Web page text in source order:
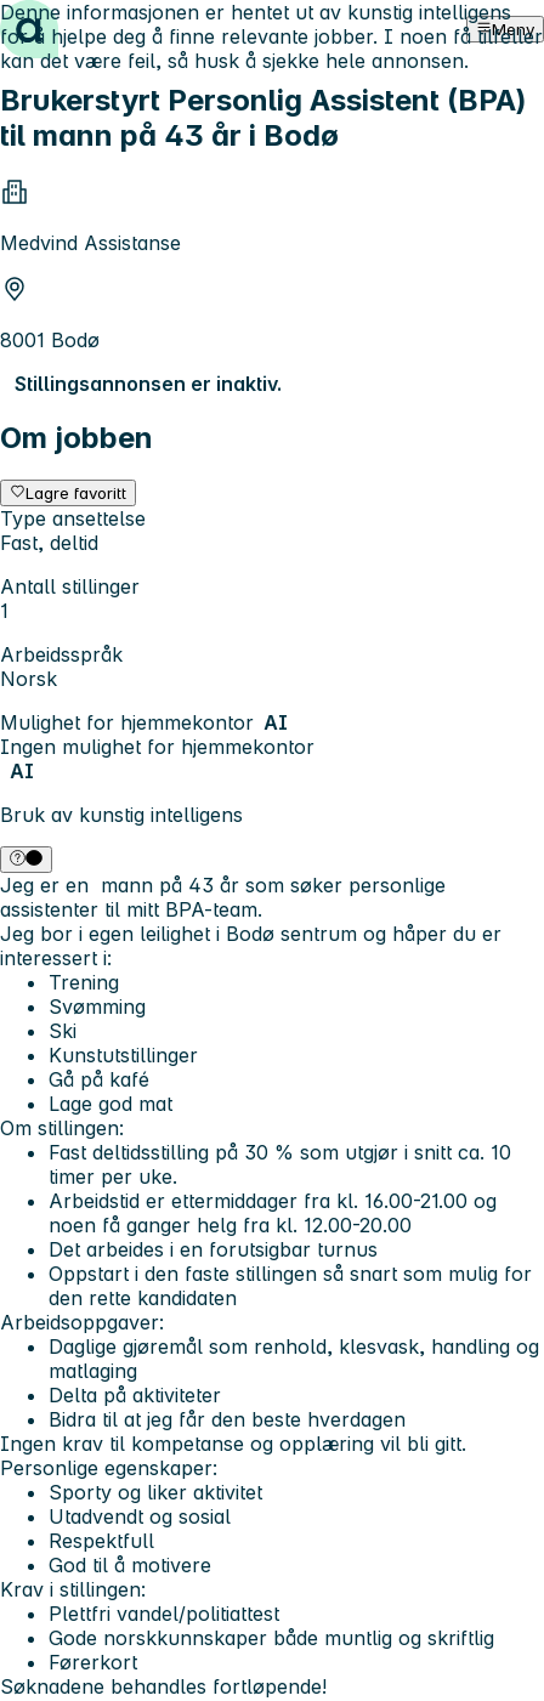
Hopp til innhold Meny
Brukerstyrt Personlig Assistent (BPA)
til mann på 43 år i Bodø
Medvind Assistanse
8001 Bodø
Stillingsannonsen er inaktiv.
Om jobben
Lagre favoritt
Type ansettelse
Fast, deltid
Antall stillinger
1
Arbeidsspråk
Norsk
Mulighet for hjemmekontor AI
Ingen mulighet for hjemmekontor
AI
Bruk av kunstig intelligens
Denne informasjonen er hentet ut av kunstig intelligens
for å hjelpe deg å finne relevante jobber. I noen få tilfeller
kan det være feil, så husk å sjekke hele annonsen.
Jeg er en mann på 43 år som søker personlige
assistenter til mitt BPA-team.
Jeg bor i egen leilighet i Bodø sentrum og håper du er
interessert i:
Trening
Svømming
Ski
Kunstutstillinger
Gå på kafé
Lage god mat
Om stillingen:
Fast deltidsstilling på 30 % som utgjør i snitt ca. 10
timer per uke.
Arbeidstid er ettermiddager fra kl. 16.00-21.00 og
noen få ganger helg fra kl. 12.00-20.00
Det arbeides i en forutsigbar turnus
Oppstart i den faste stillingen så snart som mulig for
den rette kandidaten
Arbeidsoppgaver:
Daglige gjøremål som renhold, klesvask, handling og
matlaging
Delta på aktiviteter
Bidra til at jeg får den beste hverdagen
Ingen krav til kompetanse og opplæring vil bli gitt.
Personlige egenskaper:
Sporty og liker aktivitet
Utadvendt og sosial
Respektfull
God til å motivere
Krav i stillingen:
Plettfri vandel/politiattest
Gode norskkunnskaper både muntlig og skriftlig
Førerkort
Søknadene behandles fortløpende!